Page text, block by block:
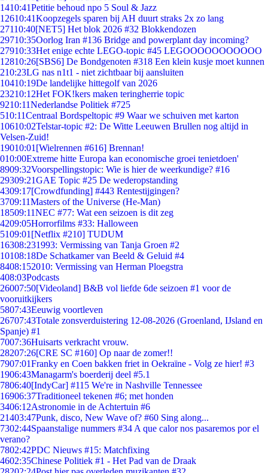
1410:41Petitie behoud npo 5 Soul & Jazz
12610:41Koopzegels sparen bij AH duurt straks 2x zo lang
27110:40[NET5] Het blok 2026 #32 Blokkendozen
29710:35Oorlog Iran #136 Bridge and powerplant day incoming?
27910:33Het enige echte LEGO-topic #45 LEGOOOOOOOOOOO
12810:26[SBS6] De Bondgenoten #318 Een klein kusje moet kunnen
210:23LG nas n1t1 - niet zichtbaar bij aansluiten
10410:19De landelijke hittegolf van 2026
23210:12Het FOK!kers maken teringherrie topic
9210:11Nederlandse Politiek #725
510:11Centraal Bordspeltopic #9 Waar we schuiven met karton
10610:02Telstar-topic #2: De Witte Leeuwen Brullen nog altijd in
Velsen-Zuid!
19010:01 [Wielrennen #616] Brennan!
010:00Extreme hitte Europa kan economische groei tenietdoen'
8909:32Voorspellingstopic: Wie is hier de weerkundige? #16
29309:21GAE Topic #25 De wederopstanding
4309:17[Crowdfunding] #443 Rentestijgingen?
3709:11Masters of the Universe (He-Man)
18509:11NEC #77: Wat een seizoen is dit zeg
4209:05Horrorfilms #33: Halloween
5109:01 [Netflix #210] TUDUM
16308:231993: Vermissing van Tanja Groen #2
10108:18De Schatkamer van Beeld & Geluid #4
8408:152010: Vermissing van Herman Ploegstra
408:03Podcasts
26007:50[Videoland] B&B vol liefde 6de seizoen #1 voor de
vooruitkijkers
5807:43Eeuwig voortleven
26707:43Totale zonsverduistering 12-08-2026 (Groenland, IJsland en
Spanje) #1
7007:36Huisarts verkracht vrouw.
28207:26[CRE SC #160] Op naar de zomer!!
7907:01Franky en Coen bakken friet in Oekraïne - Volg ze hier! #3
1906:43Managarm's boerderij deel #5.1
7806:40[IndyCar] #115 We're in Nashville Tennessee
16906:37Traditioneel tekenen #6; met honden
3406:12Astronomie in de Achtertuin #6
21403:47Punk, disco, New Wave of? #60 Sing along...
7302:44Spaanstalige nummers #34 A que calor nos pasaremos por el
verano?
7802:42PDC Nieuws #15: Matchfixing
4602:35Chinese Politiek #1 - Het Pad van de Draak